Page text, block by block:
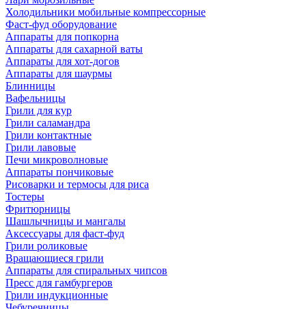
Холодильники мобильные компрессорные
Фаст-фуд оборудование
Аппараты для попкорна
Аппараты для сахарной ваты
Аппараты для хот-догов
Аппараты для шаурмы
Блинницы
Вафельницы
Грили для кур
Грили саламандра
Грили контактные
Грили лавовые
Печи микроволновые
Аппараты пончиковые
Рисоварки и термосы для риса
Тостеры
Фритюрницы
Шашлычницы и мангалы
Аксессуары для фаст-фуд
Грили роликовые
Вращающиеся грили
Аппараты для спиральных чипсов
Пресс для гамбургеров
Грили индукционные